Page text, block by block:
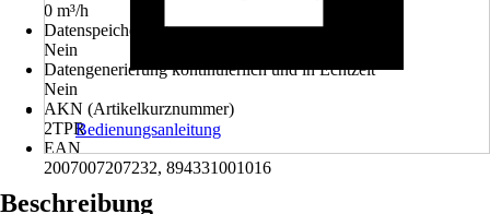
0 m³/h
Datenspeicherung
Nein
Datengenerierung kontinuierlich und in Echtzeit
Nein
AKN (Artikelkurznummer)
2TPR
EAN
2007007207232, 894331001016
Bedienungsanleitung
Beschreibung